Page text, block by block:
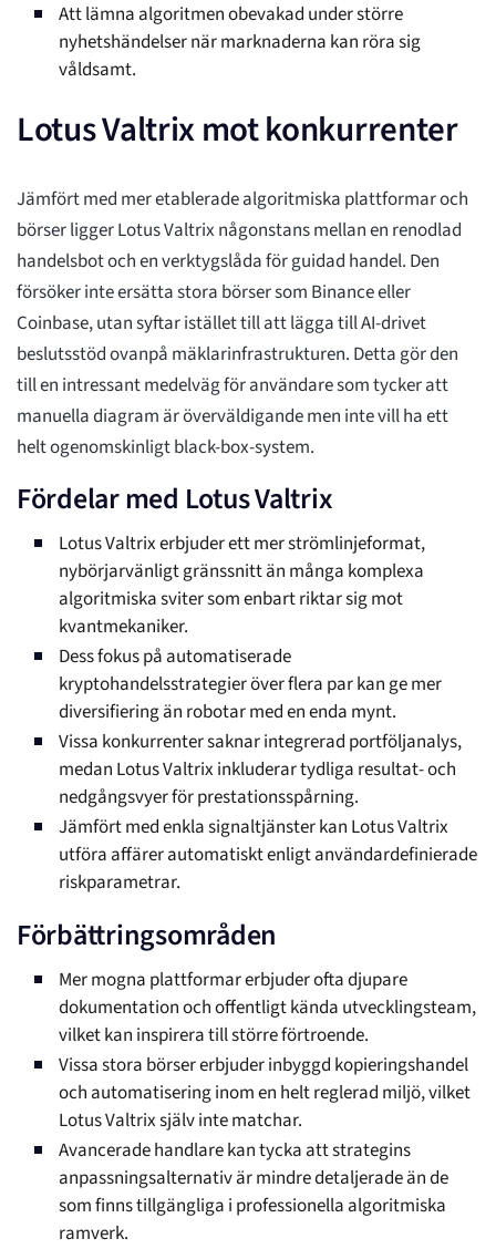
Att lämna algoritmen obevakad under större
nyhetshändelser när marknaderna kan röra sig
våldsamt.
Lotus Valtrix mot konkurrenter
Jämfört med mer etablerade algoritmiska plattformar och
börser ligger Lotus Valtrix någonstans mellan en renodlad
handelsbot och en verktygslåda för guidad handel. Den
försöker inte ersätta stora börser som Binance eller
Coinbase, utan syftar istället till att lägga till AI-drivet
beslutsstöd ovanpå mäklarinfrastrukturen. Detta gör den
till en intressant medelväg för användare som tycker att
manuella diagram är överväldigande men inte vill ha ett
helt ogenomskinligt black-box-system.
Fördelar med Lotus Valtrix
Lotus Valtrix erbjuder ett mer strömlinjeformat,
nybörjarvänligt gränssnitt än många komplexa
algoritmiska sviter som enbart riktar sig mot
kvantmekaniker.
Dess fokus på automatiserade
kryptohandelsstrategier över flera par kan ge mer
diversifiering än robotar med en enda mynt.
Vissa konkurrenter saknar integrerad portföljanalys,
medan Lotus Valtrix inkluderar tydliga resultat- och
nedgångsvyer för prestationsspårning.
Jämfört med enkla signaltjänster kan Lotus Valtrix
utföra affärer automatiskt enligt användardefinierade
riskparametrar.
Förbättringsområden
Mer mogna plattformar erbjuder ofta djupare
dokumentation och offentligt kända utvecklingsteam,
vilket kan inspirera till större förtroende.
Vissa stora börser erbjuder inbyggd kopieringshandel
och automatisering inom en helt reglerad miljö, vilket
Lotus Valtrix själv inte matchar.
Avancerade handlare kan tycka att strategins
anpassningsalternativ är mindre detaljerade än de
som finns tillgängliga i professionella algoritmiska
ramverk.